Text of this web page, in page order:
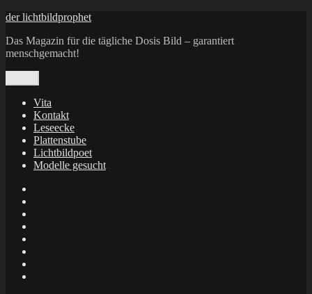
Zum
springen
der lichtbildprophet
Das Magazin für die tägliche Dosis Bild – garantiert
menschgemacht!
Vita
Kontakt
Leseecke
Plattenstube
Lichtbildpoet
Modelle gesucht